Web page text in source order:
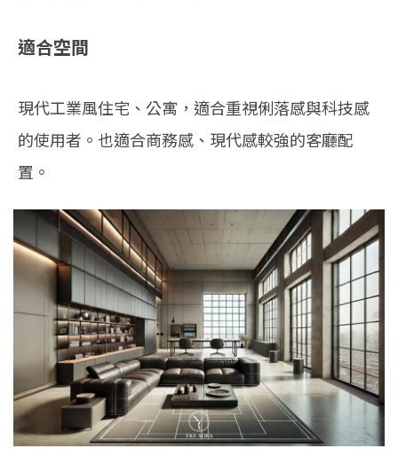
適合空間
現代工業風住宅、公寓，適合重視俐落感與科技感
的使用者。也適合商務感、現代感較強的客廳配
置。